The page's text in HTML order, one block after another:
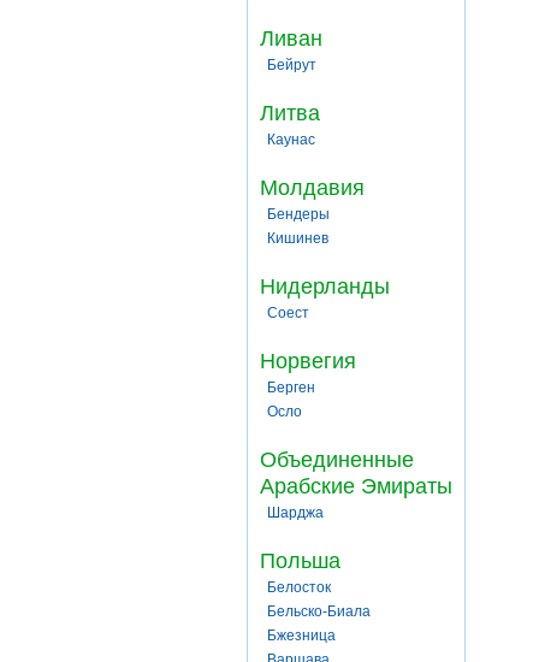
Ливан
Бейрут
Литва
Каунас
Молдавия
Бендеры
Кишинев
Нидерланды
Соест
Норвегия
Берген
Осло
Объединенные
Арабские Эмираты
Шарджа
Польша
Белосток
Бельско-Биала
Бжезница